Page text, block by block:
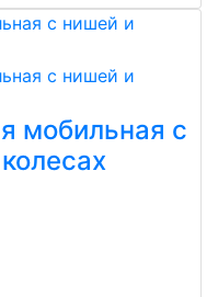
мобильная с